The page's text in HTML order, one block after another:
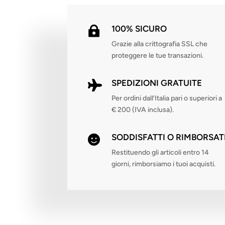
 100% SICURO
Grazie alla crittografia SSL che
proteggere le tue transazioni.
 SPEDIZIONI GRATUITE
Per ordini dall’Italia pari o superiori a
€ 200 (IVA inclusa).
 SODDISFATTI O
Restituendo gli articoli entro 14
giorni, rimborsiamo i tuoi acquisti.